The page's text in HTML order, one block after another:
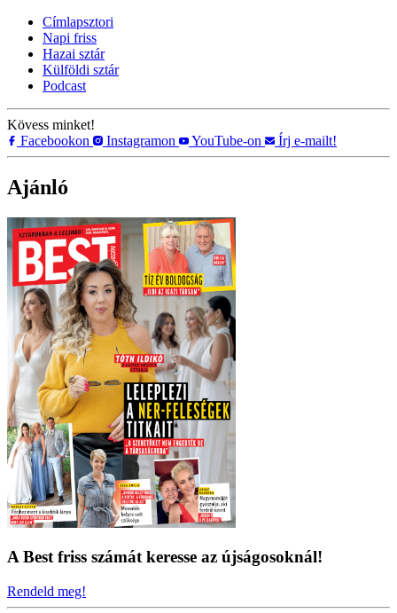
Címlapsztori
Napi friss
Hazai sztár
Külföldi sztár
Podcast
Kövess minket!
Facebookon
Instagramon YouTube-on Írj e-mailt!
Ajánló
A Best friss számát keresse az újságosoknál!
Rendeld meg!